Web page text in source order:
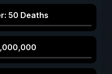
50 Deaths